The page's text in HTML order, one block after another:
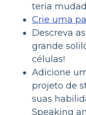
teria
Crie uma
Descreva
grande
células!
Adicione
projeto de
suas
Speaking